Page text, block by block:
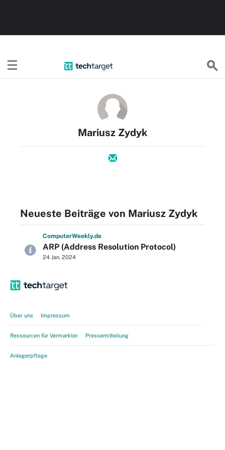
Mariusz Zydyk
Neueste Beiträge von Mariusz Zydyk
ComputerWeekly.de
ARP (Address Resolution Protocol)
24 Jan. 2024
Über uns Impressum
Ressourcen für Vermarkter Pressemitteilung
Anlegerpflege